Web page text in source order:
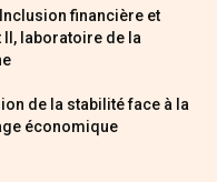
financière et
laboratoire de la
de la stabilité face à la
économique